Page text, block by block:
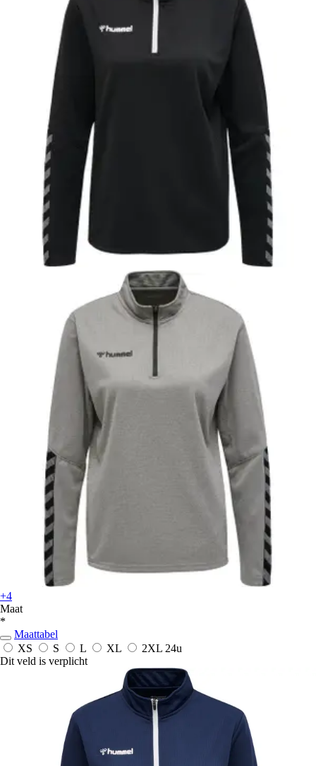
+4
Maat
*
Maattabel
XS
S L XL 2XL 24u
Dit veld is verplicht